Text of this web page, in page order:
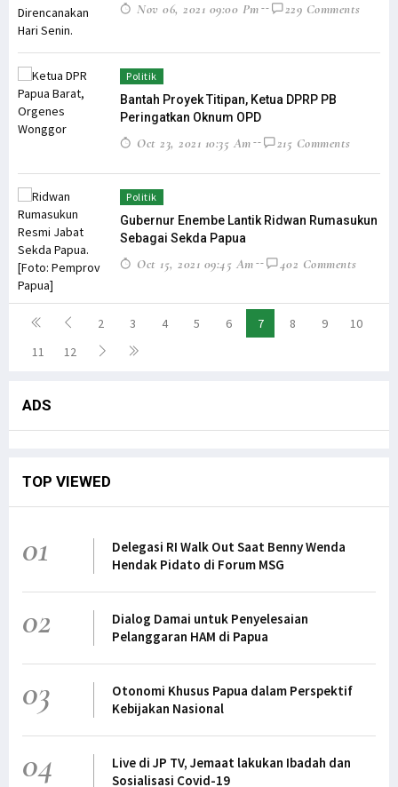
Nov 06, 2021 09:00 Pm 229 Comments
Politik
Bantah Proyek Titipan, Ketua DPRP PB
Peringatkan Oknum OPD
Oct 23, 2021 10:35 Am 215 Comments
Politik
Gubernur Enembe Lantik Ridwan Rumasukun
Sebagai Sekda Papua
Oct 15, 2021 09:45 Am 402 Comments
2 3 4 5 6 7 8 9
10
11
12
ADS
TOP VIEWED
01
Delegasi RI Walk Out Saat Benny Wenda
Hendak Pidato di Forum MSG
02
Dialog Damai untuk Penyelesaian
Pelanggaran HAM di Papua
03
Otonomi Khusus Papua dalam Perspektif
Kebijakan Nasional
04
Live di JP TV, Jemaat lakukan Ibadah dan
Sosialisasi Covid-19